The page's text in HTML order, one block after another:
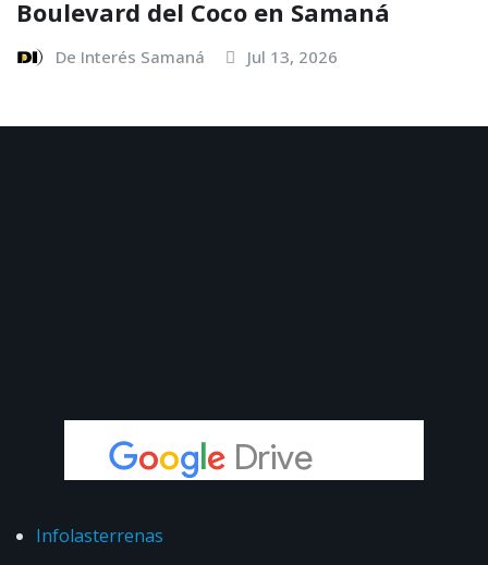
Boulevard del Coco en Samaná
De Interés Samaná Jul 13, 2026
Infolasterrenas